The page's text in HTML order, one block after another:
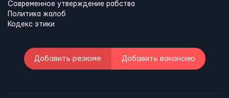
Современное утверждение рабства
Политика жалоб
Кодекс этики
Добавить резюме Добавить вакансию